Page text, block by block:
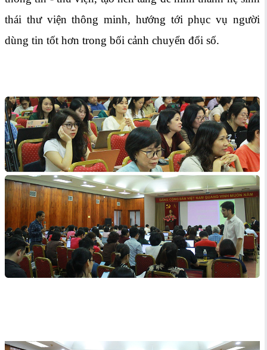
thái thư viện thông minh, hướng tới phục vụ người
dùng tin tốt hơn trong bối cảnh chuyển đổi số.